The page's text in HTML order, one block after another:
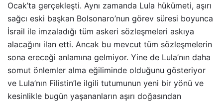
Ocak’ta gerçekleşti. Aynı zamanda Lula hükümeti, aşırı
sağcı eski başkan Bolsonaro’nun görev süresi boyunca
İsrail ile imzaladığı tüm askeri sözleşmeleri askıya
alacağını ilan etti. Ancak bu mevcut tüm sözleşmelerin
sona ereceği anlamına gelmiyor. Yine de Lula’nın daha
somut önlemler alma eğiliminde olduğunu gösteriyor
ve Lula’nın Filistin’le ilgili tutumunun yeni bir yönü ve
kesinlikle bugün yaşananların aşırı doğasından